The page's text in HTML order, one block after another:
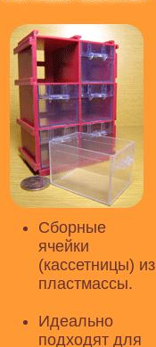
Сборные
ячейки
(кассетницы) из
пластмассы.
Идеально
подходят для